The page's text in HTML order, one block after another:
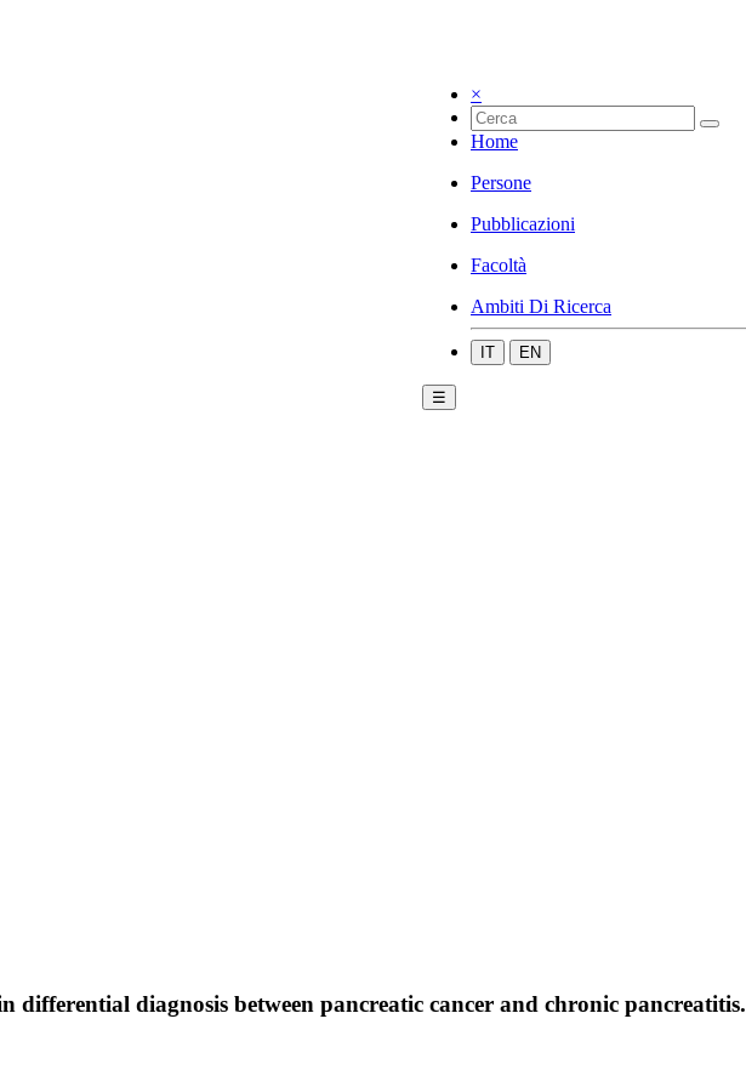
×
Home
Persone
Pubblicazioni
Facoltà
Ambiti Di Ricerca
IT EN
☰
differential diagnosis between pancreatic cancer and chronic pancreatitis.